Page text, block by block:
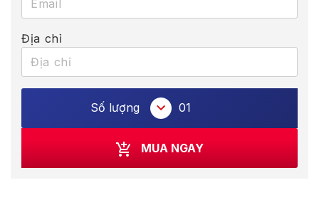
Địa chỉ
Số lượng 01
MUA NGAY